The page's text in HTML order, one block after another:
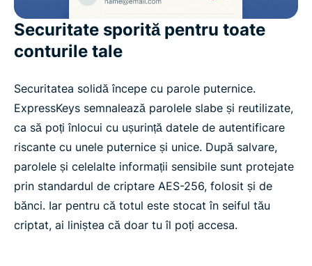
Securitate sporită pentru toate
conturile tale
Securitatea solidă începe cu parole puternice.
ExpressKeys semnalează parolele slabe și reutilizate,
ca să poți înlocui cu ușurință datele de autentificare
riscante cu unele puternice și unice. După salvare,
parolele și celelalte informații sensibile sunt protejate
prin standardul de criptare AES-256, folosit și de
bănci. Iar pentru că totul este stocat în seiful tău
criptat, ai liniștea că doar tu îl poți accesa.